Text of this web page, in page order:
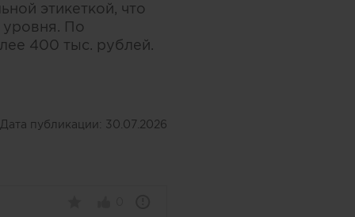
этикеткой, что
По
400 тыс. рублей.
Дата публикации: 30.07.2026